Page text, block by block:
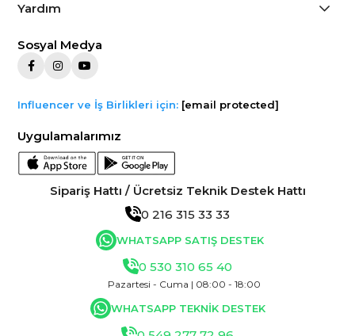
Yardım
Sosyal Medya
Influencer ve İş Birlikleri için: [email protected]
Uygulamalarımız
Sipariş Hattı / Ücretsiz Teknik Destek Hattı
0 216 315 33 33
WHATSAPP SATIŞ DESTEK
0 530 310 65 40
Pazartesi - Cuma | 08:00 - 18:00
WHATSAPP TEKNİK DESTEK